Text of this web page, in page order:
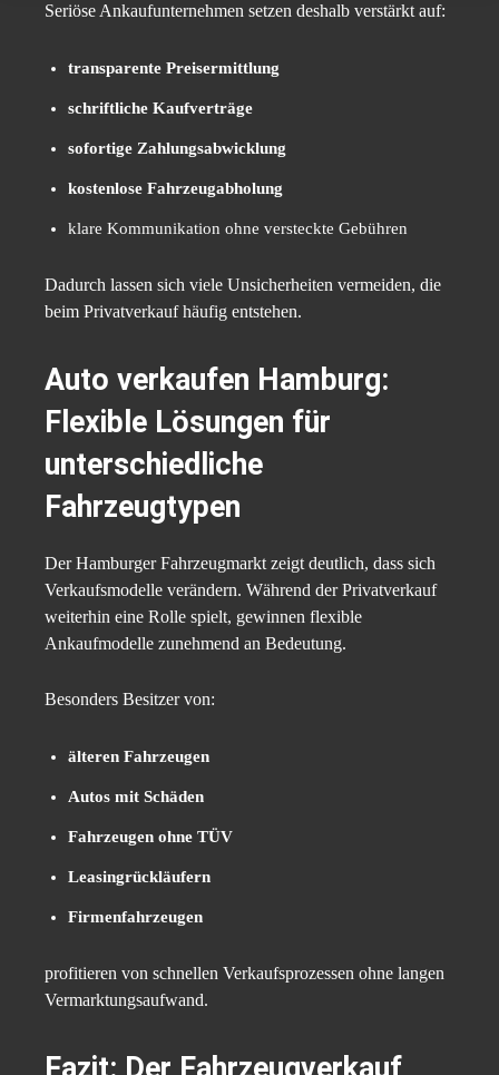
Seriöse Ankaufunternehmen setzen deshalb verstärkt auf:
transparente Preisermittlung
schriftliche Kaufverträge
sofortige Zahlungsabwicklung
kostenlose Fahrzeugabholung
klare Kommunikation ohne versteckte Gebühren
Dadurch lassen sich viele Unsicherheiten vermeiden, die
beim Privatverkauf häufig entstehen.
Auto verkaufen Hamburg:
Flexible Lösungen für
unterschiedliche
Fahrzeugtypen
Der Hamburger Fahrzeugmarkt zeigt deutlich, dass sich
Verkaufsmodelle verändern. Während der Privatverkauf
weiterhin eine Rolle spielt, gewinnen flexible
Ankaufmodelle zunehmend an Bedeutung.
Besonders Besitzer von:
älteren Fahrzeugen
Autos mit Schäden
Fahrzeugen ohne TÜV
Leasingrückläufern
Firmenfahrzeugen
profitieren von schnellen Verkaufsprozessen ohne langen
Vermarktungsaufwand.